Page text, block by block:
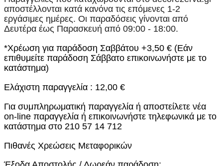
αποστέλλονται κατά κανόνα τις επόμενες 1-2
εργάσιμες ημέρες. Οι παραδόσεις γίνονται από
Δευτέρα έως Παρασκευή από 09:00 - 18:00.
*Χρέωση για παράδοση Σαββάτου +3,50 € (Εάν
επιθυμείτε παράδοση Σάββατο επικοινωνήστε με το
κατάστημα)
Ελάχιστη παραγγελία : 12,00 €
Για συμπληρωματική παραγγελία ή αποστείλετε νέα
on-line παραγγελία ή επικοινωνήστε τηλεφωνικά με το
κατάστημα στο 210 57 14 712
Πιθανές Χρεώσεις Μεταφορικών